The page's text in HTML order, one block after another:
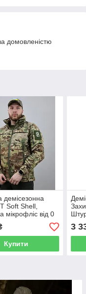
домовленістю
демісезонна
Soft Shell,
мікрофліс від 0
Купити
3